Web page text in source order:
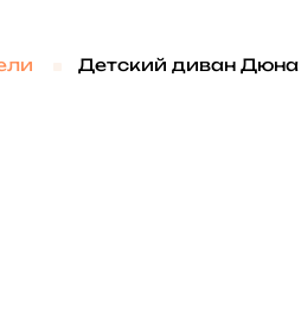
Детский диван